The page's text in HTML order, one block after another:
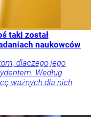
taki został
naukowców
dlaczego jego
Według
ważnych dla nich